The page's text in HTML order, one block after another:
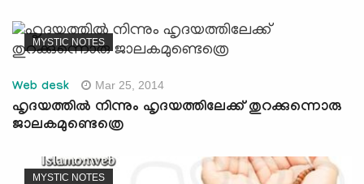
MYSTIC NOTES
Web desk Mar 25, 2014
ഹൃദയത്തില്‍ നിന്നും ഹൃദയത്തിലേക്ക് തുറക്കുന്നൊരു
ജാലകമുണ്ടെത്രെ
MYSTIC NOTES